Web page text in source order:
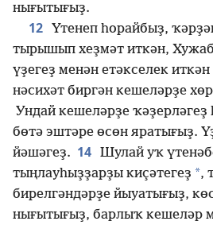
нығытығыҙ.
12
Үтенеп һорайбыҙ,
тырышып хеҙмәт иткән,
үҙегеҙ менән етәкселек
нәсихәт биргән кешеләрҙе
Ундай кешеләрҙе
бөтә эштәре өсөн яратығыҙ.
йәшәгеҙ. 14 Шулай уҡ
тыңлауһыҙҙарҙы киҫәтегеҙ *,
бирелгәндәрҙе йыуатығыҙ,
нығытығыҙ, барлыҡ кешеләр